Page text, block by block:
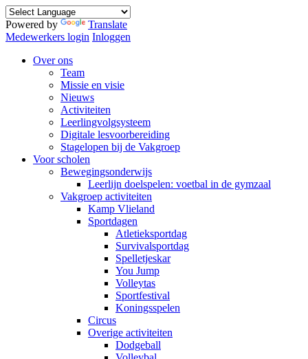
Powered by
Translate
Medewerkers login Inloggen
Over ons
Team
Missie en visie
Nieuws
Activiteiten
Leerlingvolgsysteem
Digitale lesvoorbereiding
Stagelopen bij de Vakgroep
Voor scholen
Bewegingsonderwijs
Leerlijn doelspelen: voetbal in de gymzaal
Vakgroep activiteiten
Kamp Vlieland
Sportdagen
Atletieksportdag
Survivalsportdag
Spelletjeskar
You Jump
Volleytas
Sportfestival
Koningsspelen
Circus
Overige activiteiten
Dodgeball